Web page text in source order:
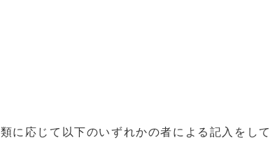
応じて以下のいずれかの者による記入をして